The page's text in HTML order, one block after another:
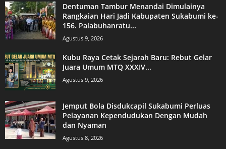
Dentuman Tambur Menandai Dimulainya
Rangkaian Hari Jadi Kabupaten Sukabumi ke-
156. Palabuhanratu...
Agustus 9, 2026
Kubu Raya Cetak Sejarah Baru: Rebut Gelar
Juara Umum MTQ XXXIV...
Agustus 9, 2026
Jemput Bola Disdukcapil Sukabumi Perluas
Pelayanan Kependudukan Dengan Mudah
dan Nyaman
Agustus 8, 2026